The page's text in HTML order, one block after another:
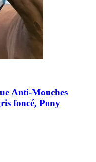
Anti-​Mouches
foncé, Pony